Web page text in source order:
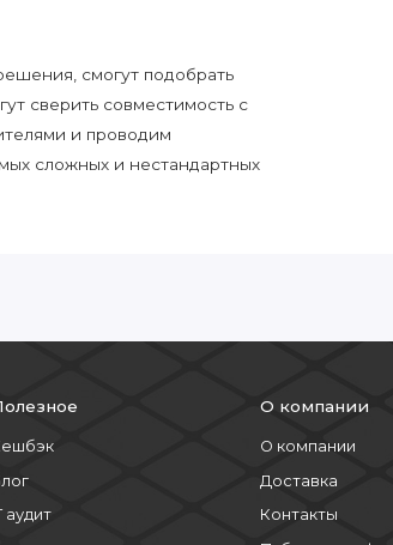
смогут подобрать
сверить совместимость с
и проводим
сложных и нестандартных
аудит
О компании
О компании
Доставка
Контакты